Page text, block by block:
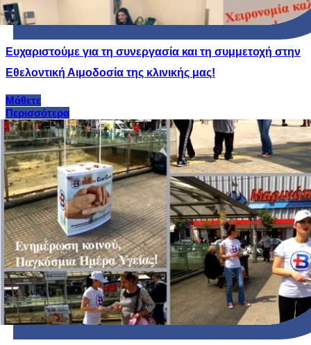
Ευχαριστούμε για τη συνεργασία και τη συμμετοχή στην
Εθελοντική Αιμοδοσία της κλινικής μας!
Μάθετε
Περισσότερα